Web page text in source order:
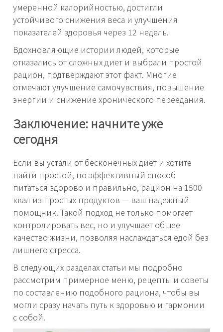
умеренной калорийностью, достигли
устойчивого снижения веса и улучшения
показателей здоровья через 12 недель.
Вдохновляющие истории людей, которые
отказались от сложных диет и выбрали простой
рацион, подтверждают этот факт. Многие
отмечают улучшение самочувствия, повышение
энергии и снижение хронического переедания.
Заключение: начните уже
сегодня
Если вы устали от бесконечных диет и хотите
найти простой, но эффективный способ
питаться здорово и правильно, рацион на 1500
ккал из простых продуктов — ваш надежный
помощник. Такой подход не только помогает
контролировать вес, но и улучшает общее
качество жизни, позволяя наслаждаться едой без
лишнего стресса.
В следующих разделах статьи мы подробно
рассмотрим примерное меню, рецепты и советы
по составлению подобного рациона, чтобы вы
могли сразу начать путь к здоровью и гармонии
с собой.